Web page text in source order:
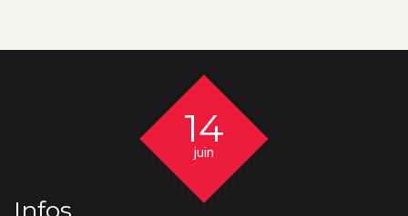
14
juin